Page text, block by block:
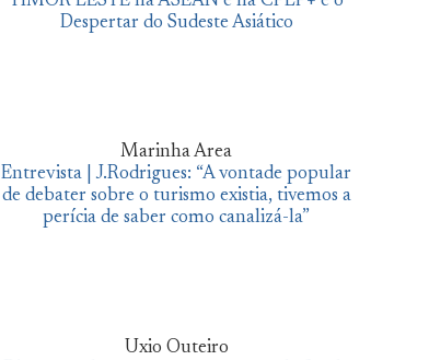
Despertar do Sudeste Asiático
Marinha Area
Entrevista | J.Rodrigues: “A vontade popular
de debater sobre o turismo existia, tivemos a
perícia de saber como canalizá-la”
Uxio Outeiro